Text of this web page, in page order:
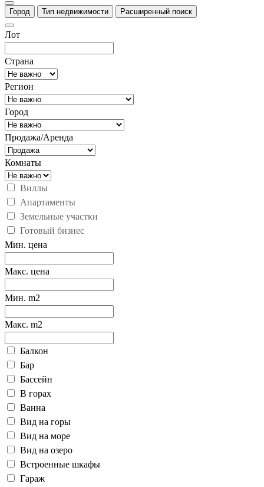
Город Тип недвижимости Расширенный поиск
Лот
Страна
Регион
Город
Продажа/Аренда
Комнаты
Виллы
Апартаменты
Земельные участки
Готовый бизнес
Мин. цена
Макс. цена
Мин. m2
Макс. m2
Балкон
Бар
Бассейн
В горах
Ванна
Вид на горы
Вид на море
Вид на озеро
Встроенные шкафы
Гараж